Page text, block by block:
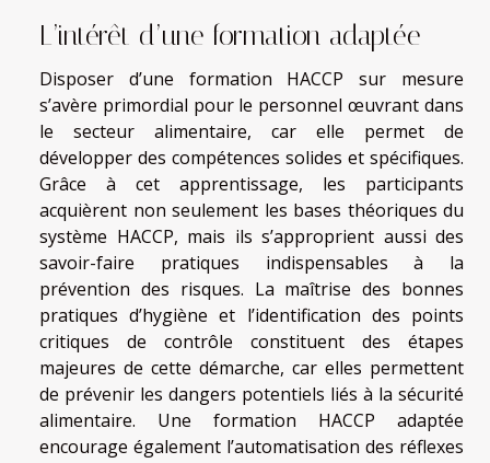
L’intérêt d’une formation adaptée
Disposer d’une formation HACCP sur mesure
s’avère primordial pour le personnel œuvrant dans
le secteur alimentaire, car elle permet de
développer des compétences solides et spécifiques.
Grâce à cet apprentissage, les participants
acquièrent non seulement les bases théoriques du
système HACCP, mais ils s’approprient aussi des
savoir-faire pratiques indispensables à la
prévention des risques. La maîtrise des bonnes
pratiques d’hygiène et l’identification des points
critiques de contrôle constituent des étapes
majeures de cette démarche, car elles permettent
de prévenir les dangers potentiels liés à la sécurité
alimentaire. Une formation HACCP adaptée
encourage également l’automatisation des réflexes